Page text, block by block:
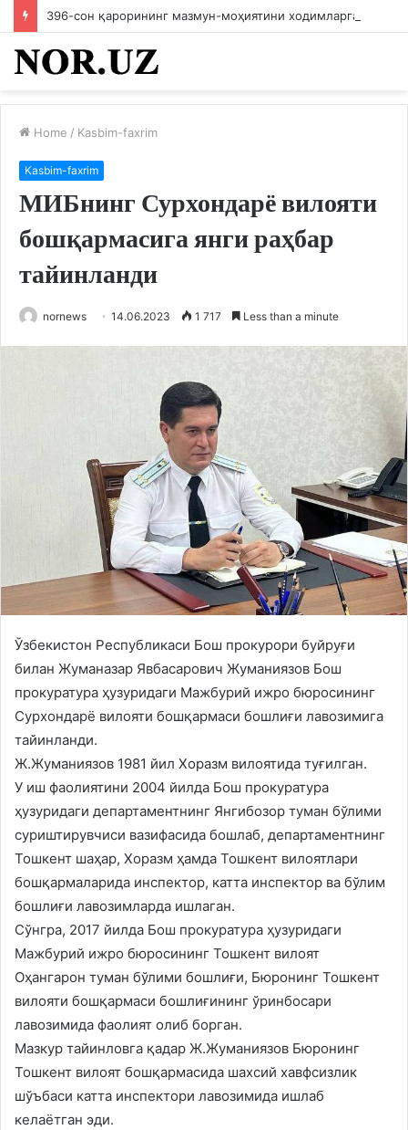
Home / Kasbim-faxrim
Kasbim-faxrim
МИБнинг Сурхондарё вилояти
бошқармасига янги раҳбар
тайинланди
nornews 14.06.2023 1 717 Less than a minute
Ўзбекистон Республикаси Бош прокурори буйруғи
билан Жуманазар Явбасарович Жуманиязов Бош
прокуратура ҳузуридаги Мажбурий ижро бюросининг
Сурхондарё вилояти бошқармаси бошлиғи лавозимига
тайинланди.
Ж.Жуманиязов 1981 йил Хоразм вилоятида туғилган.
У иш фаолиятини 2004 йилда Бош прокуратура
ҳузуридаги департаментнинг Янгибозор туман бўлими
суриштирувчиси вазифасида бошлаб, департаментнинг
Тошкент шаҳар, Хоразм ҳамда Тошкент вилоятлари
бошқармаларида инспектор, катта инспектор ва бўлим
бошлиғи лавозимларда ишлаган.
Сўнгра, 2017 йилда Бош прокуратура ҳузуридаги
Мажбурий ижро бюросининг Тошкент вилоят
Оҳангарон туман бўлими бошлиғи, Бюронинг Тошкент
вилояти бошқармаси бошлиғининг ўринбосари
лавозимида фаолият олиб борган.
Мазкур тайинловга қадар Ж.Жуманиязов Бюронинг
Тошкент вилоят бошқармасида шахсий хавфсизлик
шўъбаси катта инспектори лавозимида ишлаб
келаётган эди.